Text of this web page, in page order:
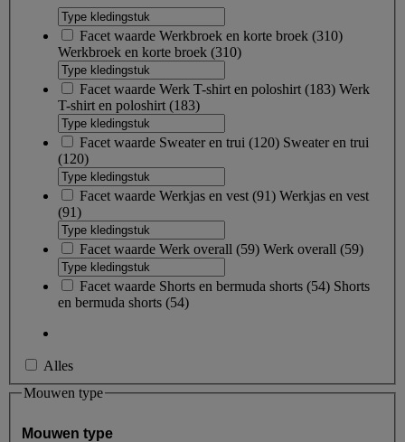
Facet waarde Werkbroek en korte broek (310)
Werkbroek en korte broek (310)
Facet waarde Werk T-shirt en poloshirt (183) Werk
T-shirt en poloshirt (183)
Facet waarde Sweater en trui (120) Sweater en trui
(120)
Facet waarde Werkjas en vest (91) Werkjas en vest
(91)
Facet waarde Werk overall (59) Werk overall (59)
Facet waarde Shorts en bermuda shorts (54) Shorts
en bermuda shorts (54)
Alles
Mouwen type
Mouwen type